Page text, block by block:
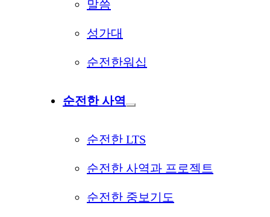
말씀
성가대
순전한워십
순전한 사역
순전한 LTS
순전한 사역과 프로젝트
순전한 중보기도